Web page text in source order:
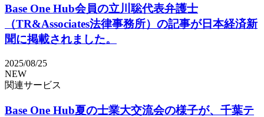
Base One Hub会員の立川聡代表弁護士
（TR&Associates法律事務所）の記事が日本経済新
聞に掲載されました。
2025/08/25
NEW
関連サービス
Base One Hub夏の士業大交流会の様子が、千葉テ